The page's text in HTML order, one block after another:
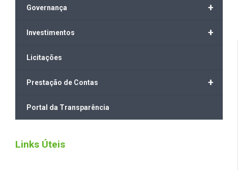
+
Governança
+
Investimentos
Licitações
+
Prestação de Contas
Portal da Transparência
Links Úteis